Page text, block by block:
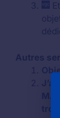
Autres